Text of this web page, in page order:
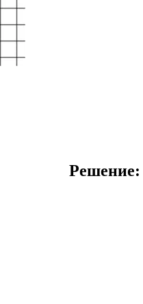
Решение: